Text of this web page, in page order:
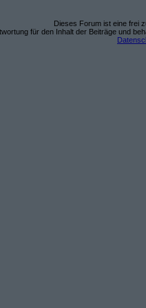
Dieses Forum ist eine frei
für den Inhalt der Beiträge und